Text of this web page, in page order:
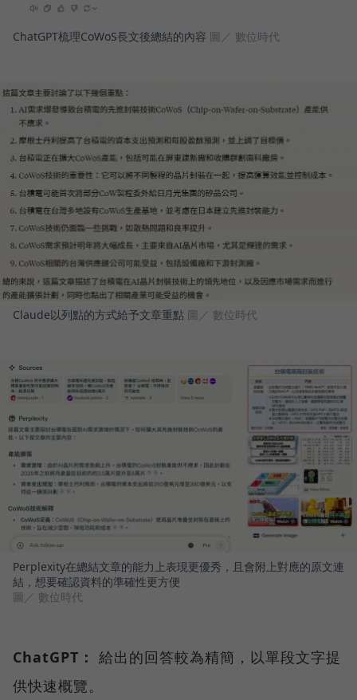
ChatGPT梳理CoWoS長文後總結的內容 圖／ 數位時代
Claude以列點的方式給予文章重點 圖／ 數位時代
Perplexity在總結文章的能力上表現更優秀，且會附上對應的原文連
結，想要確認資料的準確性更方便
圖／ 數位時代
ChatGPT： 給出的回答較為精簡，以單段文字提
供快速概覽。